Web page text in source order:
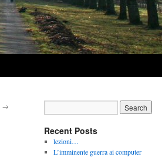
→
Recent Posts
lezioni…
L’imminente guerra ai computer